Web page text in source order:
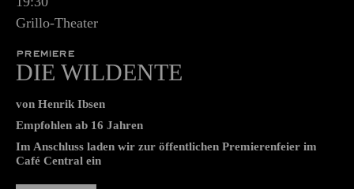
Grillo-Theater
PREMIERE
DIE WILDENTE
von Henrik Ibsen
Empfohlen ab 16 Jahren
Im Anschluss laden wir zur öffentlichen Premierenfeier im
Café Central ein